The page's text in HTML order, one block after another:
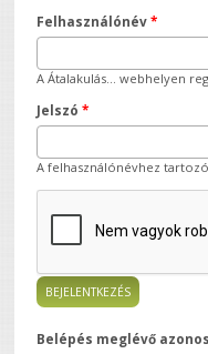
Felhasználónév*
A Átalakulás... webhelyen
Jelszó*
A felhasználónévhez
Belépés meglévő